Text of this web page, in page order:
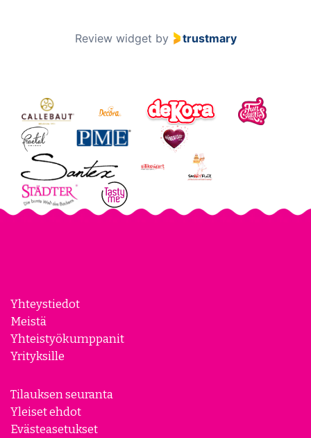
Review widget by trustmary
Yhteystiedot
Meistä
Yhteistyökumppanit
Yrityksille
Tilauksen seuranta
Yleiset ehdot
Evästeasetukset